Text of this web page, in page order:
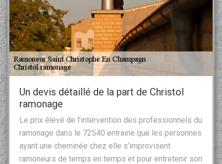
Un devis détaillé de la part de Christol
ramonage
Le prix élevé de l’intervention des professionnels du
ramonage dans le 72540 entraine que les personnes
ayant une cheminée chez elle s’improvisent
ramoneurs de temps en temps et pour entretenir son